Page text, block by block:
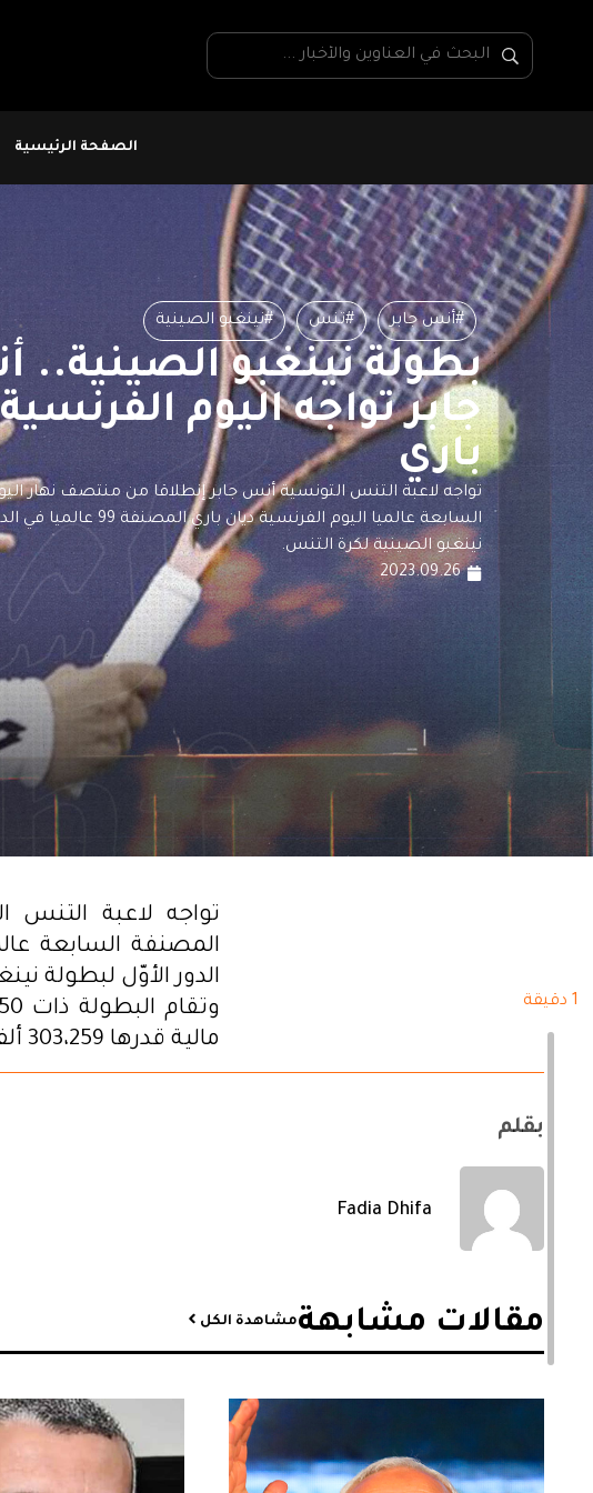
الصفحة الرئيسية
#أنس جابر #تنس #نينغبو الصينية
بطولة نينغبو الصينية..
جابر تواجه اليوم
باري
تواجه لاعبة التنس التونسية أنس جابر إنطلاقا من منتصف نهار
السابعة عالميا اليوم الفرنسية ديان
نينغبو الصينية لكرة التنس.
2023.09.26
1 دقيقة
تواجه لاعبة التنس
الدور الأوّل لبطولة
مالية قدرها 303،259 ألف دولار.
بقلم
Fadia Dhifa
مقالات مشابهة​مشاهدة الكل